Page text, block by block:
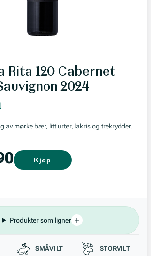
Rita 120 Cabernet
2024
av mørke bær, litt urter, lakris og trekrydder.
Kjøp
Produkter som ligner
SMÅVILT STORVILT